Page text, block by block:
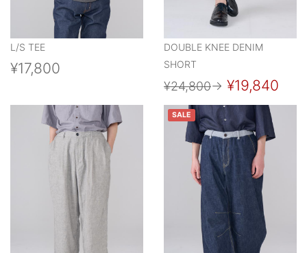
L/S TEE
¥17,800
DOUBLE KNEE DENIM
SHORT
¥24,800→ ¥19,840
SALE